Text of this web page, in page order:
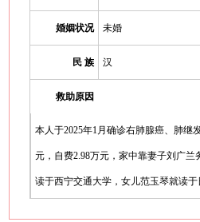
婚姻状况 未婚
民 族 汉
救助原因
本人于2025年1月确诊右肺腺癌、肺继
元，自费2.98万元，家中靠妻子刘广
读于西宁交通大学，女儿范玉琴就读于